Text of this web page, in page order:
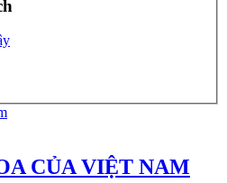
CỦA VIỆT NAM